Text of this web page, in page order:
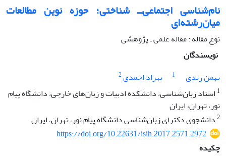
نام‌شناسی اجتماعی‌ــ ‌شناختی؛ حوزه نوین مطالعات
میان‌رشته‌ای
نوع مقاله : مقاله علمی ـ پژوهشی
نویسندگان
بهمن زندی
1 بهزاد احمدی2
1 استاد زبان‌شناسی، دانشکده ادبیات و زبان‌های خارجی، دانشگاه پیام
نور، تهران، ایران
2دانشجوی دکترای زبان‌شناسی دانشگاه پیام نور، تهران، ایران
https://doi.org/10.22631/isih.2017.2571.2972
چکیده